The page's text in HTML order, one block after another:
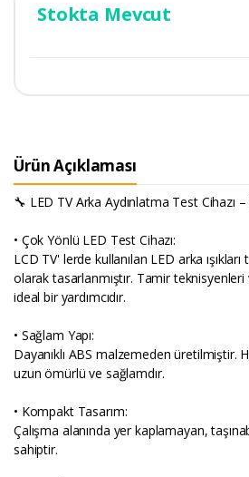
Stokta Mevcut
Ürün Açıklaması
🔧 LED TV Arka Aydınlatma Test Cihazı –
• Çok Yönlü LED Test Cihazı:
LCD TV' lerde kullanılan LED arka
olarak tasarlanmıştır. Tamir teknisyenleri
ideal bir yardımcıdır.
• Sağlam Yapı:
Dayanıklı ABS malzemeden üretilmiştir.
uzun ömürlü ve sağlamdır.
• Kompakt Tasarım:
Çalışma alanında yer kaplamayan,
sahiptir.